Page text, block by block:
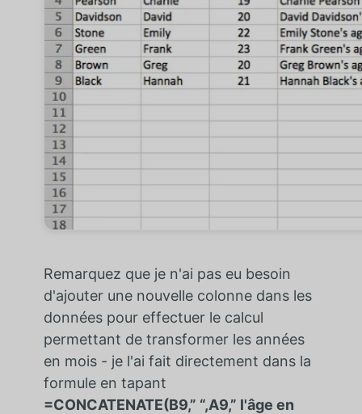
Remarquez que je n'ai pas eu besoin
d'ajouter une nouvelle colonne dans les
données pour effectuer le calcul
permettant de transformer les années
en mois - je l'ai fait directement dans la
formule en tapant
=CONCATENATE(B9,” “,A9,” l'âge en